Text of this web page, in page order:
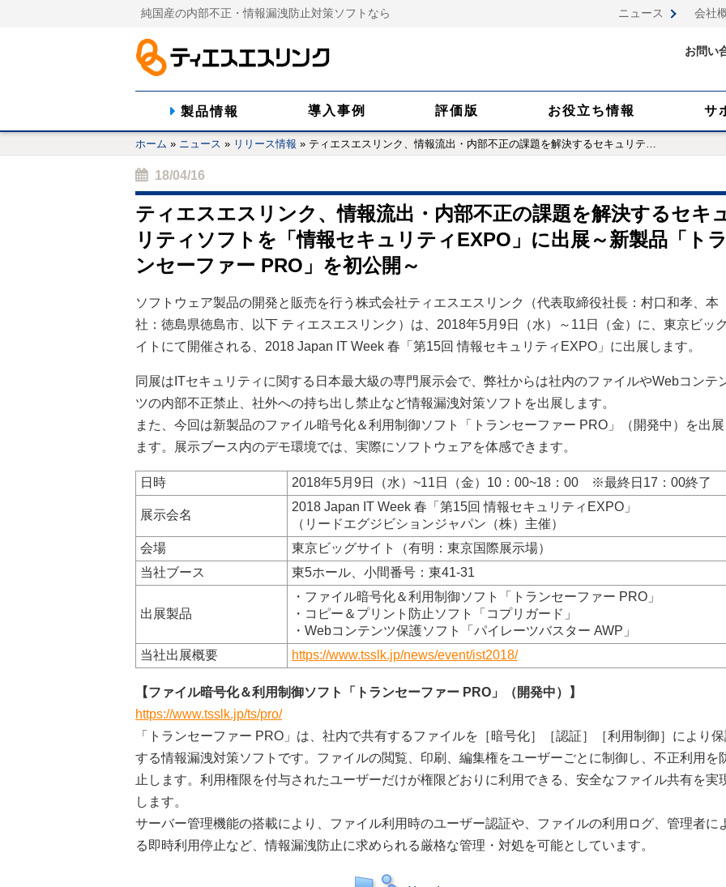
純国産の内部不正・情報漏洩防止対策ソフトなら ニュース 会社
お問い
製品情報 導入事例 評価版 お役立ち情報 サ
ホーム » ニュース » リリース情報 » ティエスエスリンク、情報流出・内部不正の課題を解決するセキュリテ
18/04/16
ティエスエスリンク、情報流出・内部不正の課題を解決するセキ
リティソフトを「情報セキュリティEXPO」に出展～新製品「トラ
ンセーファー PRO」を初公開～
ソフトウェア製品の開発と販売を行う株式会社ティエスエスリンク（代表取締役社長：村口和孝、本
社：徳島県徳島市、
以下 ティエスエスリンク ）は、2018年5月9日（水）～11日（金）に、東京ビッ
イトにて開催される、2018 Japan IT Week 春「第15回 情報セキュリティEXPO」に出展します。
同展はITセキュリティに関する日本最大級の専門展示会で、弊社からは社内のファイルやWebコンテ
ツの内部不正禁止、社外への持ち出し禁止など情報漏洩対策ソフトを出展します。
また、今回は新製品のファイル暗号化＆利用制御ソフト「トランセーファー PRO」（開発中）を出展
ます。展示ブース内のデモ環境では、実際にソフトウェアを体感できます。
日時 2018年5月9日（水）~11日（金）10：00~18：00 ※最終日17：00終了
展示会名
2018 Japan IT Week 春「第15回 情報セキュリティEXPO」
（リードエグジビションジャパン（株）主催）
会場
東京ビッグサイト（有明：東京国際展示場）
当社ブース
東5ホール、小間番号：東41-31
出展製品
・ファイル暗号化＆利用制御ソフト「トランセーファー PRO」
・コピー＆プリント防止ソフト「コプリガード」
・Webコンテンツ保護ソフト「パイレーツバスター AWP」
当社出展概要
https://www.tsslk.jp/news/event/ist2018/
【ファイル暗号化＆利用制御ソフト「トランセーファー PRO」（開発中）】
https://www.tsslk.jp/ts/pro/
「トランセーファー PRO」は、社内で共有するファイルを［暗号化］［認証］［利用制御］により
する情報漏洩対策ソフトです。ファイルの閲覧、印刷、編集権をユーザーごとに制御し、不正利用を
止します。利用権限を付与されたユーザーだけが権限どおりに利用できる、安全なファイル共有を実
します。
サーバー管理機能の搭載により、ファイル利用時のユーザー認証や、ファイルの利用ログ、管理者に
る即時利用停止など、情報漏洩防止に求められる厳格な管理・対処を可能としています。